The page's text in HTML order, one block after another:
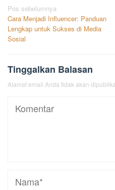
Navigasi
pos
Pos sebelumnya
Cara Menjadi Influencer: Panduan
Lengkap untuk Sukses di Media
Sosial
Tinggalkan Balasan
Alamat email Anda tidak akan